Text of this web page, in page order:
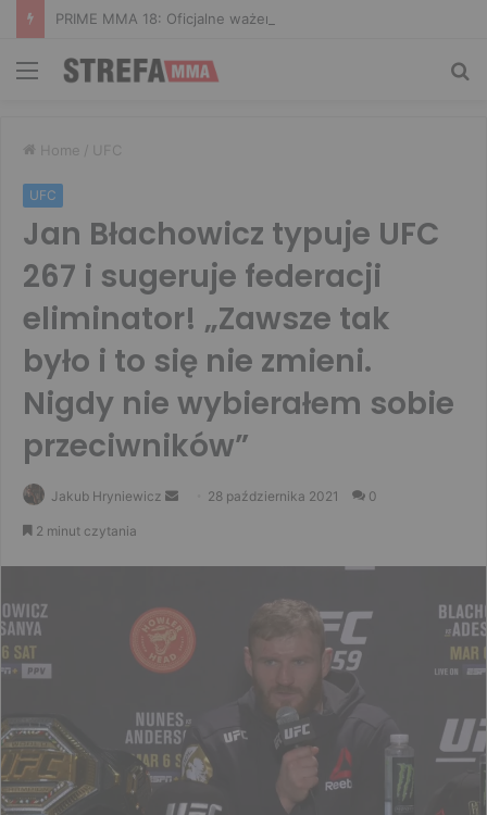
Menu
Home / UFC
UFC
Jan Błachowicz typuje UFC
267 i sugeruje federacji
eliminator! „Zawsze tak
było i to się nie zmieni.
Nigdy nie wybierałem sobie
przeciwników”
Jakub Hryniewicz
Send 28 października 2021 0
2 minut czytania